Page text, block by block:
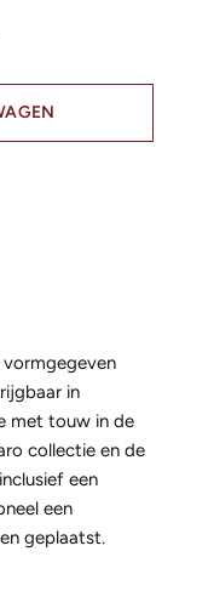
vormgegeven
in
met touw in de
collectie en de
een
een
geplaatst.